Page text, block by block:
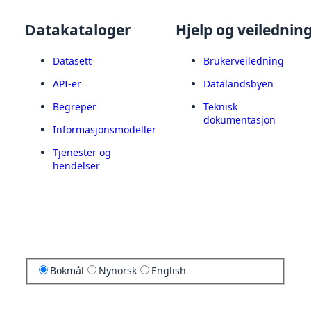
Datakataloger
Datasett
API-er
Begreper
Informasjonsmodeller
Tjenester og
hendelser
Hjelp og
Brukerveiledning
Datalandsbyen
Teknisk
dokumentasjon
Bokmål Nynorsk English